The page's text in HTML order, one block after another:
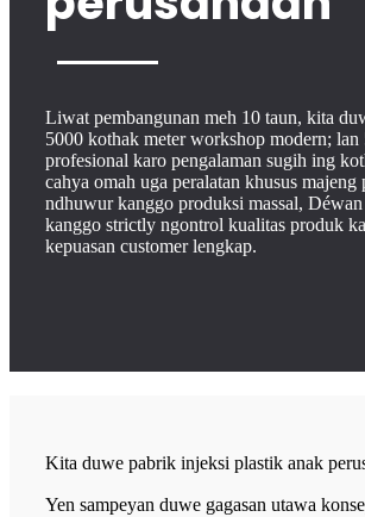
Liwat pembangunan meh 10 taun, kita
5000 kothak meter workshop modern; lan
profesional karo pengalaman sugih ing
cahya omah uga peralatan khusus majeng
ndhuwur kanggo produksi massal,
kanggo strictly ngontrol kualitas produk
kepuasan customer lengkap.
Kita duwe pabrik injeksi plastik anak
Yen sampeyan duwe gagasan utawa